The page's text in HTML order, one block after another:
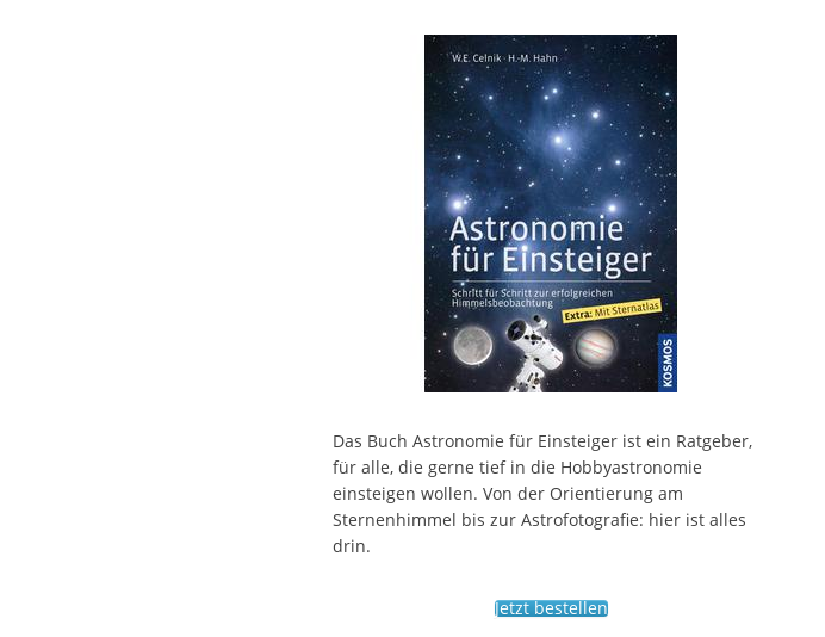
Das Buch Astronomie für Einsteiger ist ein Ratgeber,
für alle, die gerne tief in die Hobbyastronomie
einsteigen wollen. Von der Orientierung am
Sternenhimmel bis zur Astrofotografie: hier ist alles
drin.
Jetzt bestellen